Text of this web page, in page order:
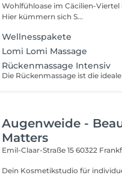
Wohlfühloase im Cäcilien-
Hier kümmern sich S...
Wellnesspakete
Lomi Lomi Massage
Rückenmassage Intensiv
Augenweide -
Matters
Emil-Claar-Straße 1560322
Dein Kosmetikstudio für